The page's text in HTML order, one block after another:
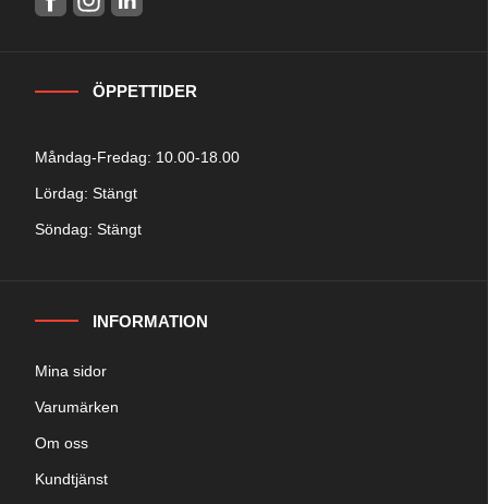
ÖPPETTIDER
Måndag-Fredag: 10.00-18.00
Lördag: Stängt
Söndag: Stängt
INFORMATION
Mina sidor
Varumärken
Om oss
Kundtjänst